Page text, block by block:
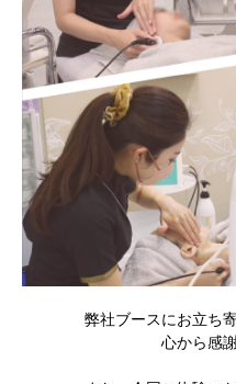
弊社ブースにお立ち
心から感